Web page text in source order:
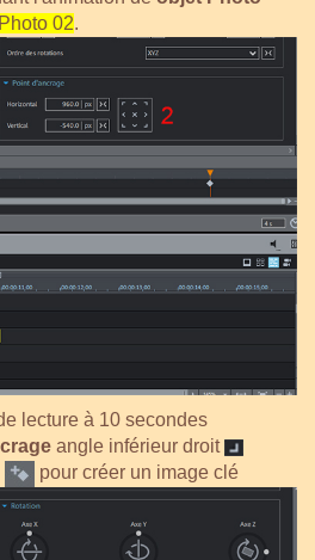
02.
lecture à 10 secondes
angle inférieur droit
pour créer un image clé